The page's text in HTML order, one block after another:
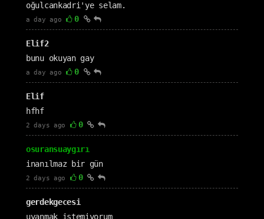
oğulcankadri'ye selam.
a day ago 0
Elif2
bunu okuyan gay
a day ago 0
Elif
hfhf
2 days ago 0
osuransuaygırı
inanılmaz bir gün
2 days ago 0
gerdekgecesi
uyanmak istemiyorum